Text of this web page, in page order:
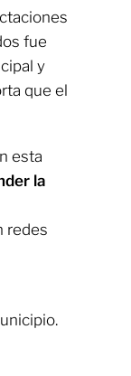
fue
y
que el
esta
la
redes